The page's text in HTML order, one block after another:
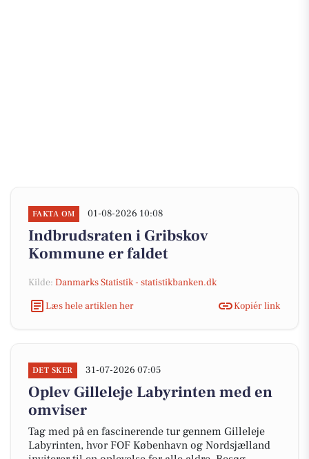
FAKTA OM 01-08-2026 10:08
Indbrudsraten i Gribskov
Kommune er faldet
Kilde: Danmarks Statistik - statistikbanken.dk
Læs hele artiklen her
Kopiér link
DET SKER 31-07-2026 07:05
Oplev Gilleleje Labyrinten med en
omviser
Tag med på en fascinerende tur gennem Gilleleje
Labyrinten, hvor FOF København og Nordsjælland